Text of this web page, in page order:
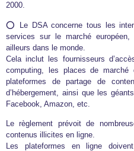
2000.
⭕️ Le DSA concerne tous les
services sur le marché
ailleurs dans le monde.
Cela inclut les fournisseurs
computing, les places de
plateformes de partage de
d’hébergement, ainsi que les
Facebook, Amazon, etc.
Le règlement prévoit de
contenus illicites en ligne.
Les plateformes en ligne